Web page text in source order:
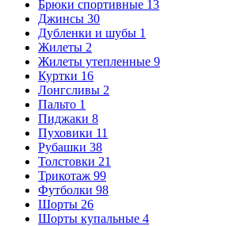
Брюки спортивные 13
Джинсы 30
Дубленки и шубы 1
Жилеты 2
Жилеты утепленные 9
Куртки 16
Лонгсливы 2
Пальто 1
Пиджаки 8
Пуховики 11
Рубашки 38
Толстовки 21
Трикотаж 99
Футболки 98
Шорты 26
Шорты купальные 4